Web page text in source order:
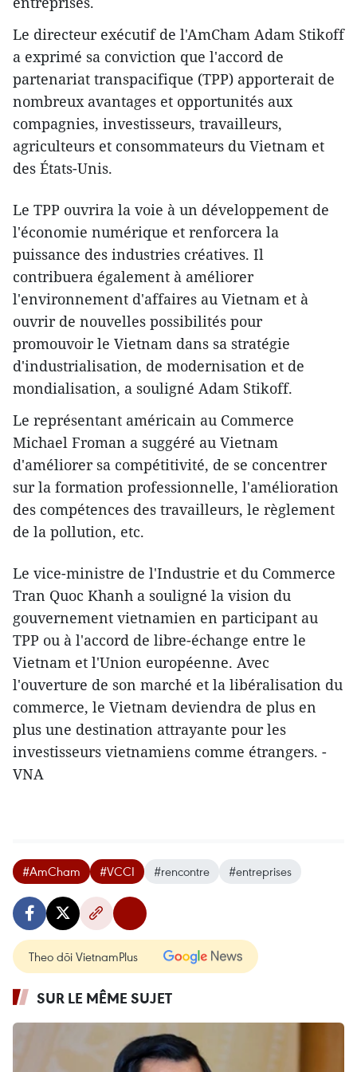
Le directeur exécutif de l'AmCham Adam Stikoff
a exprimé sa conviction que l'accord de
partenariat transpacifique (TPP) apporterait de
nombreux avantages et opportunités aux
compagnies, investisseurs, travailleurs,
agriculteurs et consommateurs du Vietnam et
des États-Unis.
Le TPP ouvrira la voie à un développement de
l'économie numérique et renforcera la
puissance des industries créatives. Il
contribuera également à améliorer
l'environnement d'affaires au Vietnam et à
ouvrir de nouvelles possibilités pour
promouvoir le Vietnam dans sa stratégie
d'industrialisation, de modernisation et de
mondialisation, a souligné Adam Stikoff.
Le représentant américain au Commerce
Michael Froman a suggéré au Vietnam
d'améliorer sa compétitivité, de se concentrer
sur la formation professionnelle, l'amélioration
des compétences des travailleurs, le règlement
de la pollution, etc.
Le vice-ministre de l'Industrie et du Commerce
Tran Quoc Khanh a souligné la vision du
gouvernement vietnamien en participant au
TPP ou à l'accord de libre-échange entre le
Vietnam et l'Union européenne. Avec
l'ouverture d​e son marché et la libéralisation du
commerce, le Vietnam deviendra de plus en
plus une destination attrayante pour les
investisseurs vietnamiens comme étrangers. -
VNA
#AmCham #VCCI #rencontre #entreprises
Theo dõi VietnamPlus
SUR LE MÊME SUJET